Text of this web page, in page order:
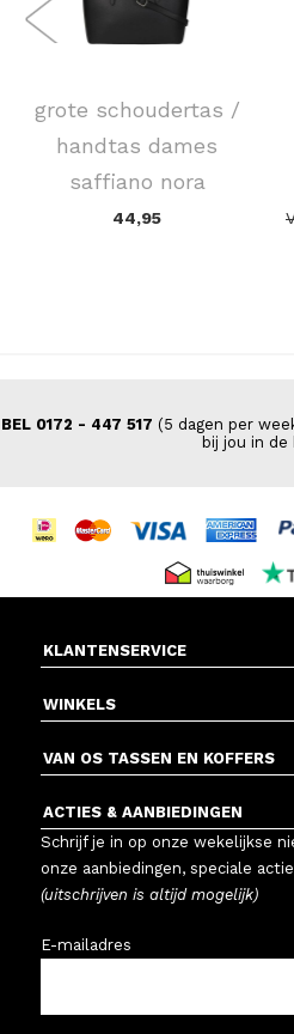
grote schoudertas /
handtas dames
saffiano nora
44,95
BEL 0172 - 447 517 (5 dagen per
bij jou in de
KLANTENSERVICE
WINKELS
VAN OS TASSEN EN KOFFERS
ACTIES & AANBIEDINGEN
Schrijf je in op onze wekelijkse
onze aanbiedingen, speciale
(uitschrijven is altijd mogelijk)
E-mailadres